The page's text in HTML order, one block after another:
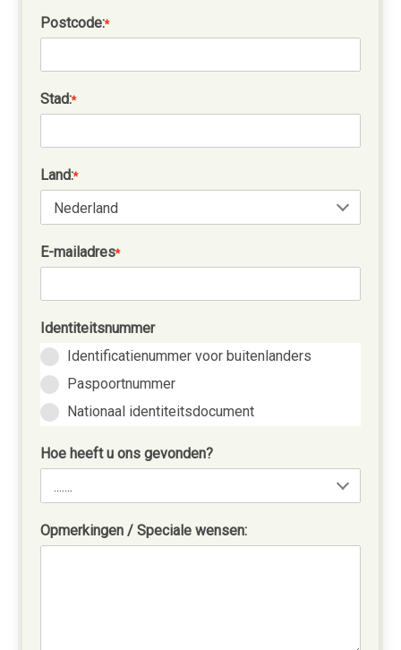
Postcode:*
Stad:*
Land:*
E-mailadres*
Identiteitsnummer
Identificatienummer voor buitenlanders
Paspoortnummer
Nationaal identiteitsdocument
Hoe heeft u ons gevonden?
Opmerkingen / Speciale wensen: